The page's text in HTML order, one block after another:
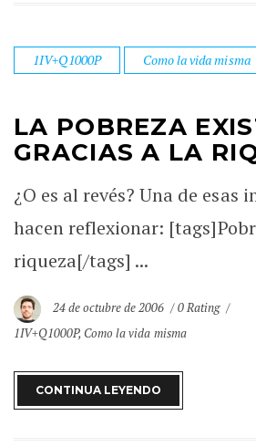
1IV+Q1000P Como la vida misma
LA POBREZA
GRACIAS A LA
¿O es al revés? Una de esas
hacen reflexionar:
riqueza[/tags] ...
24 de octubre de 2006
0 Rating
1IV+Q1000P, Como la vida misma
CONTINUA LEYENDO